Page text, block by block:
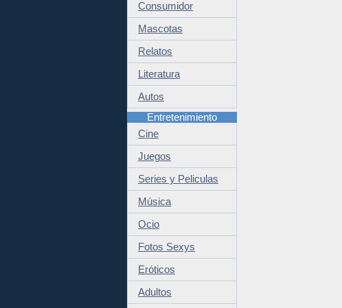
Consumidor
Mascotas
Relatos
Literatura
Autos
Entretenimiento
Cine
Juegos
Series y Peliculas
Música
Ocio
Fotos Sexys
Eróticos
Adultos